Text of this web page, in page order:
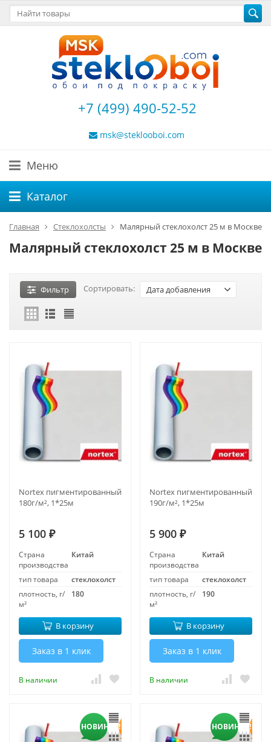
+7 (499) 490-52-52
msk@steklooboi.com
Меню
Каталог
Главная Стеклохолсты Малярный стеклохолст 25 м в Москве
Малярный стеклохолст 25 м в Москве
Фильтр Сортировать: Дата добавления
Nortex пигментированный
180г/м², 1*25м
5 100 ₽
Страна
производства
Китай
тип товара
стеклохолст
плотность, г/
м²
180
В корзину
Заказ в 1 клик
В наличии
Nortex пигментированный
190г/м², 1*25м
5 900 ₽
Страна
производства
Китай
тип товара
стеклохолст
плотность, г/
м²
190
В корзину
Заказ в 1 клик
В наличии
НОВИНКА! НОВИНКА!